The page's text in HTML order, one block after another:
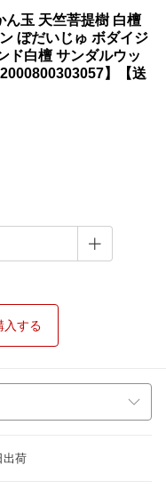
ん玉 天竺菩提樹 白檀
ぼだいじゅ ボダイジ
ド白檀 サンダルウッ
】【送
入する
出荷